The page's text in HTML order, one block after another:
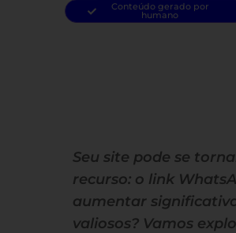
Conteúdo gerado por
humano
Seu site pode se
recurso: o link
aumentar
valiosos? Vamos